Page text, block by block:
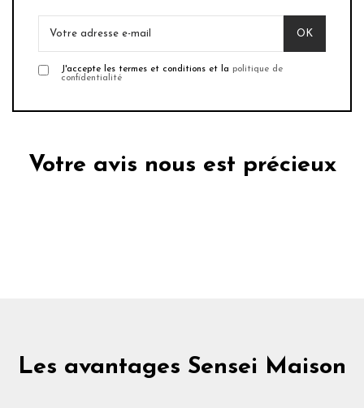
J'accepte les termes et conditions et la politique de
confidentialité
Votre avis nous est précieux
Les avantages Sensei Maison